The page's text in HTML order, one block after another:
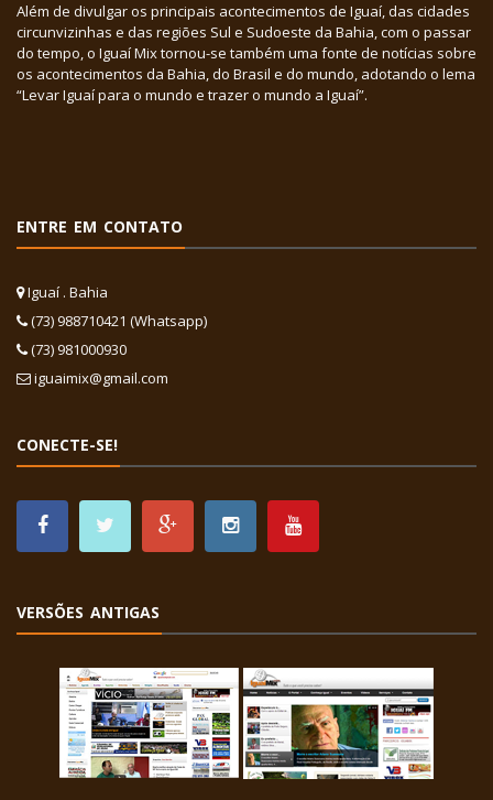
Além de divulgar os principais acontecimentos de Iguaí, das cidades
circunvizinhas e das regiões Sul e Sudoeste da Bahia, com o passar
do tempo, o Iguaí Mix tornou-se também uma fonte de notícias sobre
os acontecimentos da Bahia, do Brasil e do mundo, adotando o lema
“Levar Iguaí para o mundo e trazer o mundo a Iguaí”.
ENTRE EM CONTATO
Iguaí . Bahia
(73) 988710421 (Whatsapp)
(73) 981000930
iguaimix@gmail.com
CONECTE-SE!
VERSÕES ANTIGAS